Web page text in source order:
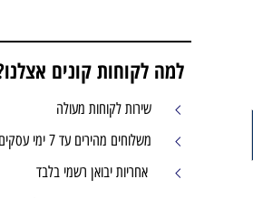
למה לקוחות קונים אצלנו?
שירות לקוחות מעולה
אחריות יבואן רשמי בלבד